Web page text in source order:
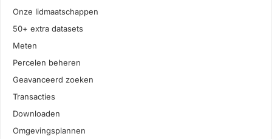
Onze lidmaatschappen
50+ extra datasets
Meten
Percelen beheren
Geavanceerd zoeken
Transacties
Downloaden
Omgevingsplannen